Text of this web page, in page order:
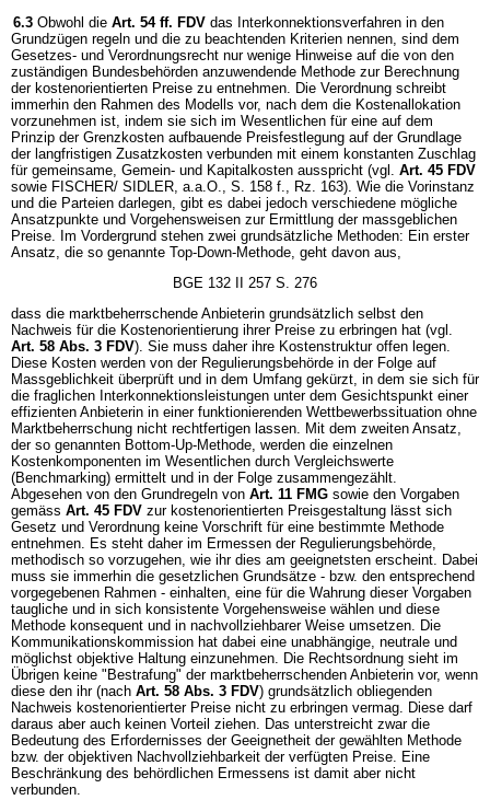
6.3 Obwohl die Art. 54 ff. FDV das Interkonnektionsverfahren in den
Grundzügen regeln und die zu beachtenden Kriterien nennen, sind dem
Gesetzes- und Verordnungsrecht nur wenige Hinweise auf die von den
zuständigen Bundesbehörden anzuwendende Methode zur Berechnung
der kostenorientierten Preise zu entnehmen. Die Verordnung schreibt
immerhin den Rahmen des Modells vor, nach dem die Kostenallokation
vorzunehmen ist, indem sie sich im Wesentlichen für eine auf dem
Prinzip der Grenzkosten aufbauende Preisfestlegung auf der Grundlage
der langfristigen Zusatzkosten verbunden mit einem konstanten Zuschlag
für gemeinsame, Gemein- und Kapitalkosten ausspricht (vgl. Art. 45 FDV
sowie FISCHER/ SIDLER, a.a.O., S. 158 f., Rz. 163). Wie die Vorinstanz
und die Parteien darlegen, gibt es dabei jedoch verschiedene mögliche
Ansatzpunkte und Vorgehensweisen zur Ermittlung der massgeblichen
Preise. Im Vordergrund stehen zwei grundsätzliche Methoden: Ein erster
Ansatz, die so genannte Top-Down-Methode, geht davon aus,
BGE 132 II 257 S. 276
dass die marktbeherrschende Anbieterin grundsätzlich selbst den
Nachweis für die Kostenorientierung ihrer Preise zu erbringen hat (vgl.
Art. 58 Abs. 3 FDV). Sie muss daher ihre Kostenstruktur offen legen.
Diese Kosten werden von der Regulierungsbehörde in der Folge auf
Massgeblichkeit überprüft und in dem Umfang gekürzt, in dem sie sich für
die fraglichen Interkonnektionsleistungen unter dem Gesichtspunkt einer
effizienten Anbieterin in einer funktionierenden Wettbewerbssituation ohne
Marktbeherrschung nicht rechtfertigen lassen. Mit dem zweiten Ansatz,
der so genannten Bottom-Up-Methode, werden die einzelnen
Kostenkomponenten im Wesentlichen durch Vergleichswerte
(Benchmarking) ermittelt und in der Folge zusammengezählt.
Abgesehen von den Grundregeln von Art. 11 FMG sowie den Vorgaben
gemäss Art. 45 FDV zur kostenorientierten Preisgestaltung lässt sich
Gesetz und Verordnung keine Vorschrift für eine bestimmte Methode
entnehmen. Es steht daher im Ermessen der Regulierungsbehörde,
methodisch so vorzugehen, wie ihr dies am geeignetsten erscheint. Dabei
muss sie immerhin die gesetzlichen Grundsätze - bzw. den entsprechend
vorgegebenen Rahmen - einhalten, eine für die Wahrung dieser Vorgaben
taugliche und in sich konsistente Vorgehensweise wählen und diese
Methode konsequent und in nachvollziehbarer Weise umsetzen. Die
Kommunikationskommission hat dabei eine unabhängige, neutrale und
möglichst objektive Haltung einzunehmen. Die Rechtsordnung sieht im
Übrigen keine "Bestrafung" der marktbeherrschenden Anbieterin vor, wenn
diese den ihr (nach Art. 58 Abs. 3 FDV) grundsätzlich obliegenden
Nachweis kostenorientierter Preise nicht zu erbringen vermag. Diese darf
daraus aber auch keinen Vorteil ziehen. Das unterstreicht zwar die
Bedeutung des Erfordernisses der Geeignetheit der gewählten Methode
bzw. der objektiven Nachvollziehbarkeit der verfügten Preise. Eine
Beschränkung des behördlichen Ermessens ist damit aber nicht
verbunden.